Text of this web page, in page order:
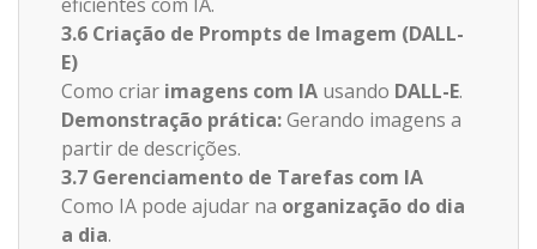
3.6 Criação de Prompts de Imagem (DALL-
E)
Como criar imagens com IA usando DALL-E.
Demonstração prática:Gerando imagens a
partir de descrições.
3.7 Gerenciamento de Tarefas com IA
Como IA pode ajudar na organização do dia
a dia.